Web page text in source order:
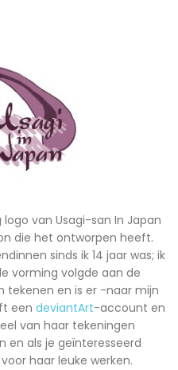
van Usagi-san In Japan
die het ontworpen heeft.
sinds ik 14 jaar was; ik
vorming volgde aan de
tekenen en is er -naar mijn
een deviantArt-account en
van haar tekeningen
en als je geïnteresseerd
haar leuke werken.